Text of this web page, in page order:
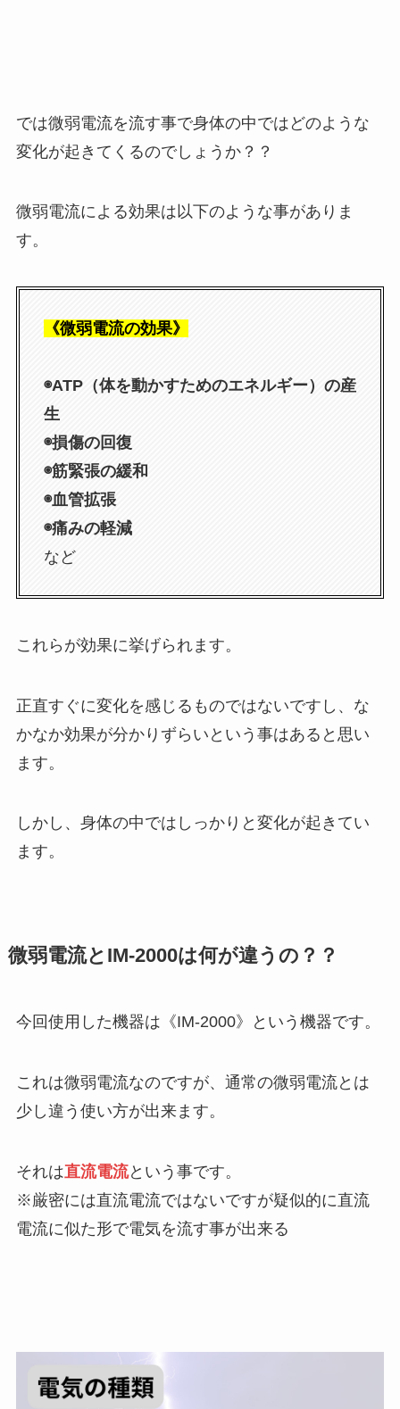
では微弱電流を流す事で身体の中ではどのような
変化が起きてくるのでしょうか？？
微弱電流による効果は以下のような事がありま
す。
《微弱電流の効果》
◉ATP（体を動かすためのエネルギー）の産
生
◉損傷の回復
◉筋緊張の緩和
◉血管拡張
◉痛みの軽減
など
これらが効果に挙げられます。
正直すぐに変化を感じるものではないですし、な
かなか効果が分かりずらいという事はあると思い
ます。
しかし、身体の中ではしっかりと変化が起きてい
ます。
微弱電流とIM-2000は何が違うの？？
今回使用した機器は《IM-2000》という機器です。
これは微弱電流なのですが、通常の微弱電流とは
少し違う使い方が出来ます。
それは直流電流という事です。
※厳密には直流電流ではないですが疑似的に直流
電流に似た形で電気を流す事が出来る